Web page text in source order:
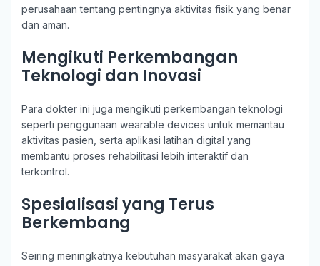
perusahaan tentang pentingnya aktivitas fisik yang benar
dan aman.
Mengikuti Perkembangan
Teknologi dan Inovasi
Para dokter ini juga mengikuti perkembangan teknologi
seperti penggunaan wearable devices untuk memantau
aktivitas pasien, serta aplikasi latihan digital yang
membantu proses rehabilitasi lebih interaktif dan
terkontrol.
Spesialisasi yang Terus
Berkembang
Seiring meningkatnya kebutuhan masyarakat akan gaya